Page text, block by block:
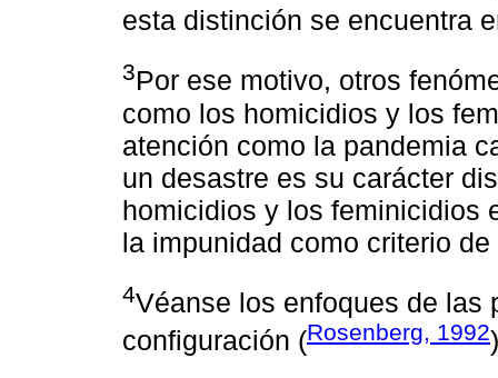
esta distinción se encuentra
3Por ese motivo, otros
como los homicidios y los
atención como la pandemia
un desastre es su carácter
homicidios y los feminicidios
la impunidad como criterio
4Véanse los enfoques de las
configuración (Rosenberg, 1992